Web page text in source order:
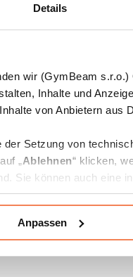
Details
wir (GymBeam
Inhalte und
von Anbietern aus
der Setzung von
„Ablehnen“ klicken,
Sie können auch eine
und „Auswahl erlauben“
finden Sie in den
Anpassen